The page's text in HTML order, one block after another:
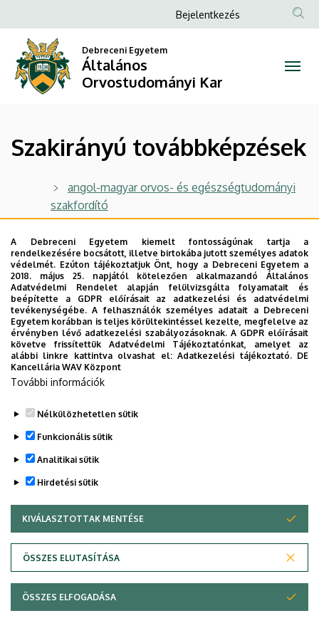
továbbképzések
Általános
Orvostudományi
Kar
a
tartalomra
Anonim
menüje
Bejelentkezés
Debreceni Egyetem
Általános
Orvostudományi Kar
Szakirányú továbbképzések
angol-magyar orvos- és egészségtudományi
szakfordító
űregészségtudományi szakember - magyar
program
innovatív táplálkozási és
űregészségtudományi szakember - angol program
Legutóbbi frissítés: 2024. 03. 28. 12:03
Adatvédelem
Copyright © 2026 Unideb
A Debreceni Egyetem kiemelt fontosságúnak tartja a
rendelkezésére bocsátott, illetve birtokába jutott személyes adatok
védelmét. Ezúton tájékoztatjuk Önt, hogy a Debreceni Egyetem a
2018. május 25. napjától kötelezően alkalmazandó Általános
Adatvédelmi Rendelet alapján felülvizsgálta folyamatait és
beépítette a GDPR előírásait az adatkezelési és adatvédelmi
tevékenységébe. A felhasználók személyes adatait a Debreceni
Egyetem korábban is teljes körültekintéssel kezelte, megfelelve az
érvényben lévő adatkezelési szabályozásoknak. A GDPR előírásait
követve frissítettük Adatvédelmi Tájékoztatónkat, amelyet az
alábbi linkre kattintva olvashat el:Adatkezelési tájékoztató. DE
Kancellária WAV Központ
További információk
Nélkülözhetetlen sütik
Funkcionális sütik
Analitikai sütik
Hirdetési sütik
KIVÁLASZTOTTAK MENTÉSE
ÖSSZES ELUTASÍTÁSA
WITHDRAW CONSENT
ÖSSZES ELFOGADÁSA